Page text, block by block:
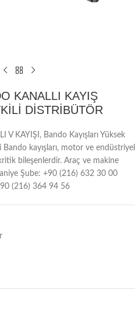
KANALLI KAYIŞ
DİSTRİBÜTÖR
KAYIŞI, Bando Kayışları Yüksek
kayışları, motor ve endüstriyel
bileşenlerdir. Araç ve makine
Şube: +90 (216) 632 30 00
(216) 364 94 56